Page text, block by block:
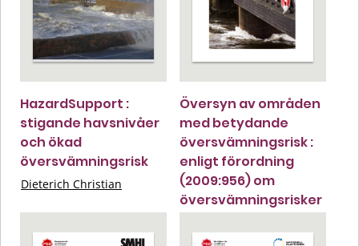
HazardSupport :
stigande havsnivåer
och ökad
översvämningsrisk
Dieterich Christian
Översyn av områden
med betydande
översvämningsrisk :
enligt förordning
(2009:956) om
översvämningsrisker